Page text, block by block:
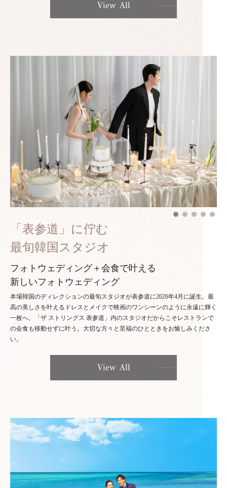
View All
「表参道」に佇む
最旬韓国スタジオ
フォトウェディング＋会食で叶える
新しいフォトウェディング
本場韓国のディレクションの最旬スタジオが表参道に2026年4月に誕生。最
高の美しさを叶えるドレスとメイクで映画のワンシーンのように永遠に輝く
一枚へ。「ザ ストリングス 表参道」内のスタジオだからこそレストランで
の会食も移動せずに叶う。大切な方々と至福のひとときをお愉しみくださ
い。
View All